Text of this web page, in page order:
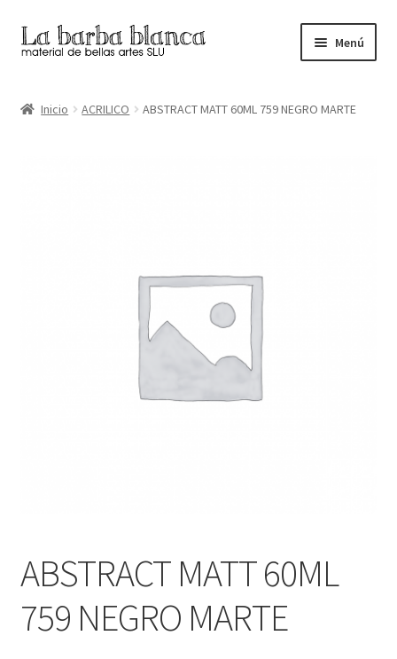
Ir
a
navegación
Ir
al
Menú
Inicio ACRILICO ABSTRACT MATT 60ML 759 NEGRO MARTE
ABSTRACT MATT 60ML
759 NEGRO MARTE